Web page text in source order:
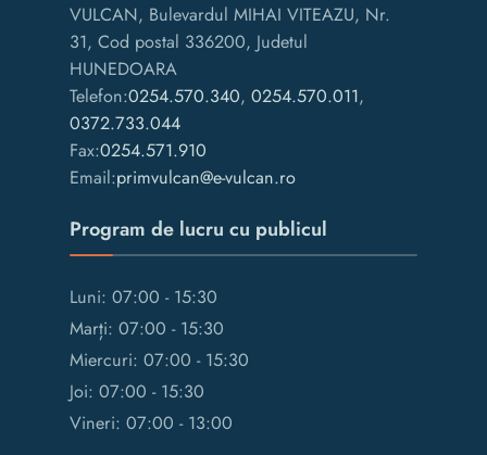
VULCAN, Bulevardul MIHAI VITEAZU, Nr.
31, Cod postal 336200, Judetul
HUNEDOARA
Telefon:0254.570.340, 0254.570.011,
0372.733.044
Fax:0254.571.910
Email:primvulcan@e-vulcan.ro
Program de lucru cu publicul
Luni: 07:00 - 15:30
Marți: 07:00 - 15:30
Miercuri: 07:00 - 15:30
Joi: 07:00 - 15:30
Vineri: 07:00 - 13:00